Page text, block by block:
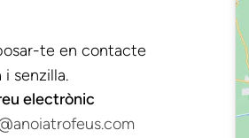
te en contacte
senzilla.
electrònic